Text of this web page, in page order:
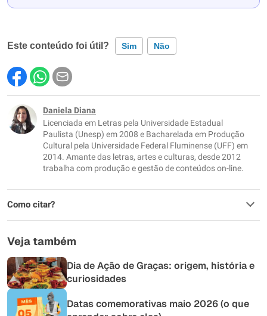
Este conteúdo foi útil? Sim Não
Este conteúdo contém informação incorreta
Este conteúdo não tem a informação que procuro
Outro
Daniela Diana
Licenciada em Letras pela Universidade Estadual
Paulista (Unesp) em 2008 e Bacharelada em Produção
Cultural pela Universidade Federal Fluminense (UFF) em
2014. Amante das letras, artes e culturas, desde 2012
trabalha com produção e gestão de conteúdos on-line.
Como citar?
Veja também
Dia de Ação de Graças: origem, história e
curiosidades
Datas comemorativas maio 2026 (o que